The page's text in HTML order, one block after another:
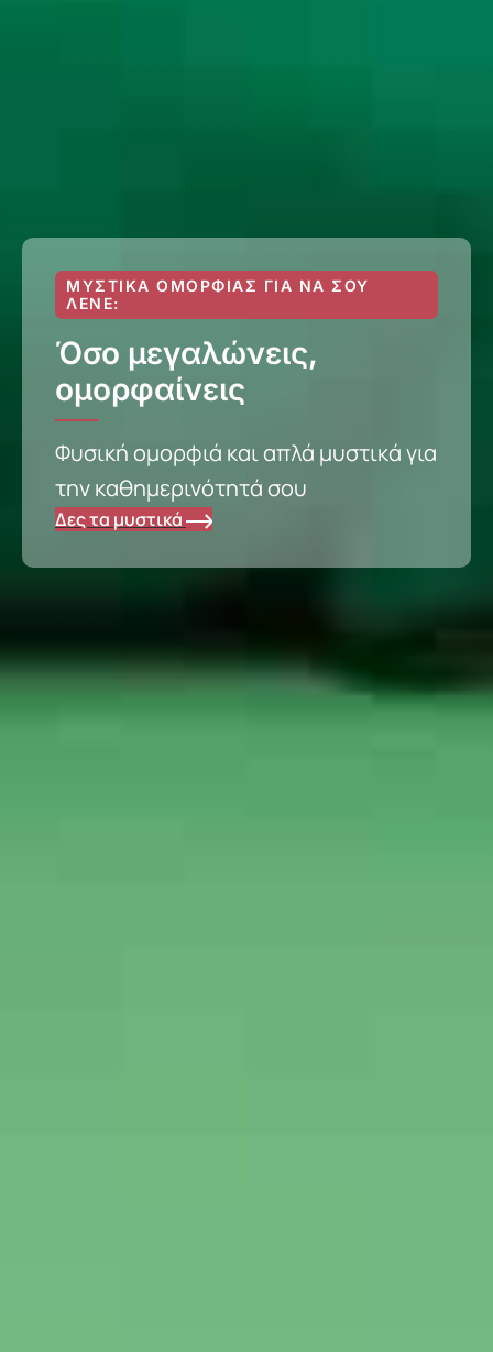
ΜΥΣΤΙΚΆ ΟΜΟΡΦΙΆΣ ΓΙΑ ΝΑ ΣΟΥ
ΛΈΝΕ:
Όσο μεγαλώνεις,
ομορφαίνεις
Φυσική ομορφιά και απλά μυστικά για
την καθημερινότητά σου
Δες τα μυστικά